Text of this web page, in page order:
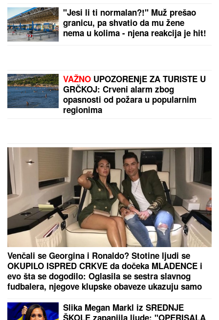
OVO SE DEŠAVA POSLE GODINU
znacima
Veliki projekat menja lice Beograda: Alo na Starom
železničkom mostu (FOTO/VIDEO)